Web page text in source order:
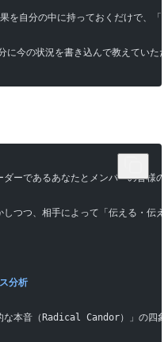
を自分の中に持っておくだけで、
今の状況を書き込んで教えていた
ダーであるあなたとメンバーの皆様
しつつ、相手によって「伝える・伝
分析
な本音（Radical Candor）」の四